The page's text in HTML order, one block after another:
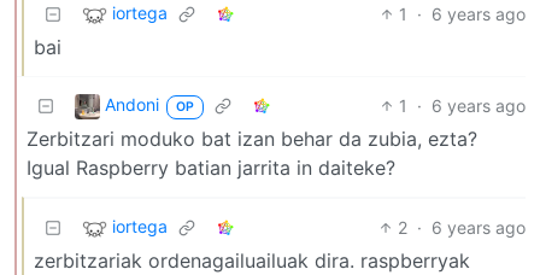
iortega 1 · 6 years ago
bai
Andoni OP 1 · 6 years ago
Zerbitzari moduko bat izan behar da zubia, ezta?
Igual Raspberry batian jarrita in daiteke?
iortega 2 · 6 years ago
zerbitzariak ordenagailuailuak dira. raspberryak